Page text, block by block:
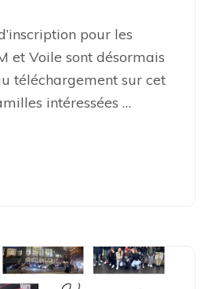
pour les
et Voile sont désormais
téléchargement sur cet
intéressées …